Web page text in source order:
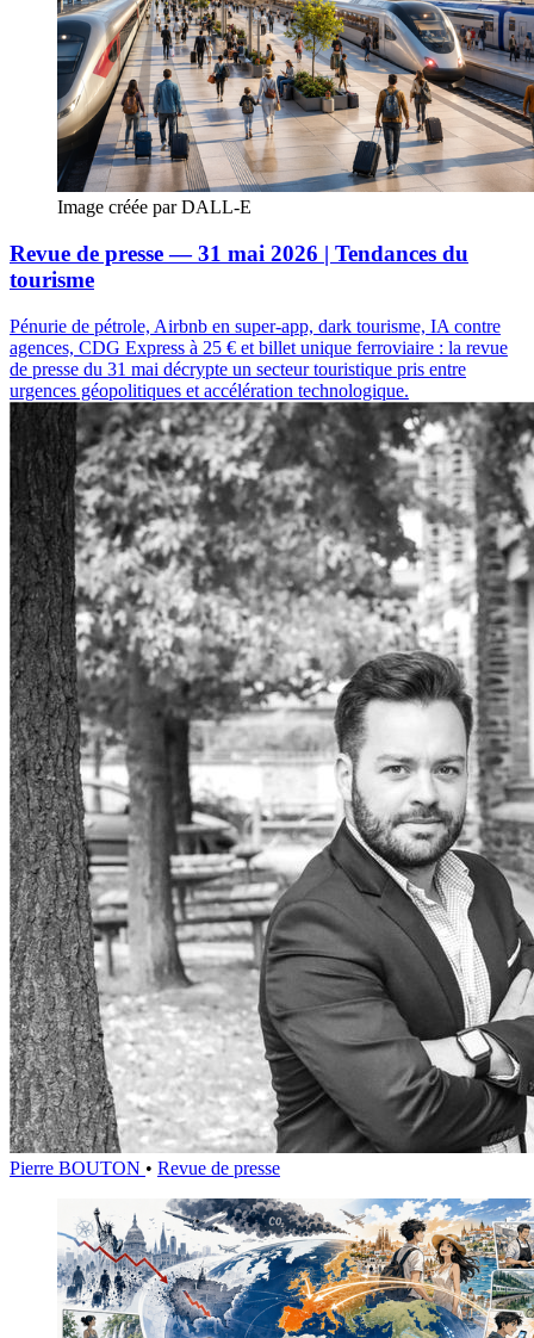
Image créée par DALL-E
Revue de presse — 31 mai 2026 | Tendances du
tourisme
Pénurie de pétrole, Airbnb en super-app, dark tourisme, IA contre
agences, CDG Express à 25 € et billet unique ferroviaire : la revue
de presse du 31 mai décrypte un secteur touristique pris entre
urgences géopolitiques et accélération technologique.
Pierre BOUTON • Revue de presse